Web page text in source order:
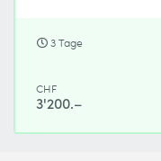
3 Tage
CHF
3'200.–